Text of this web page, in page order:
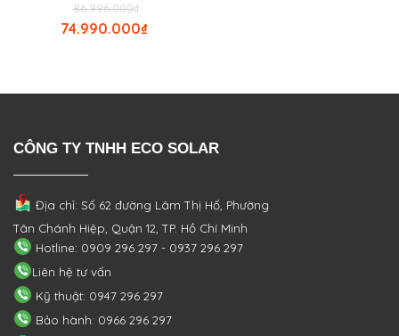
₫
86.996.000
₫
74.990.000
CÔNG TY TNHH ECO SOLAR
Địa chỉ: Số 62 đường Lâm Thị Hố, Phường
Tân Chánh Hiệp, Quận 12, TP. Hồ Chí Minh
Hotline: 0909 296 297 - 0937 296 297
Liên hệ tư vấn
Kỹ thuật: 0947 296 297
Bảo hành: 0966 296 297